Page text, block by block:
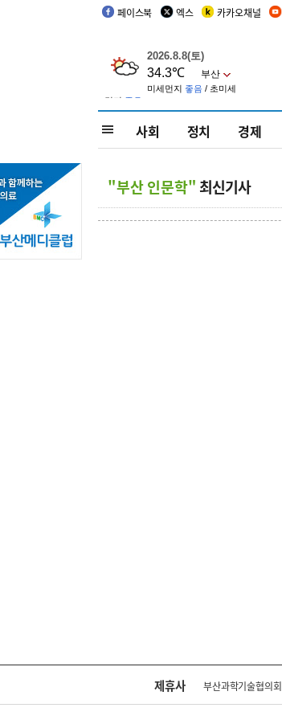
페이스북 엑스 카카오채널
사회 정치 경제
"부산 인문학"최신기사
제휴사 부산과학기술협의회